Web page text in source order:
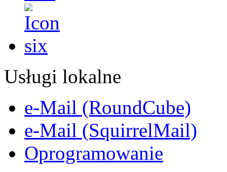
Usługi lokalne
e-Mail (RoundCube)
e-Mail (SquirrelMail)
Oprogramowanie